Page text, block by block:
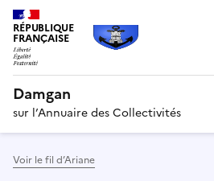
RÉPUBLIQUE
FRANÇAISE
Damgan
sur l’Annuaire des Collectivités
Voir le fil d’Ariane